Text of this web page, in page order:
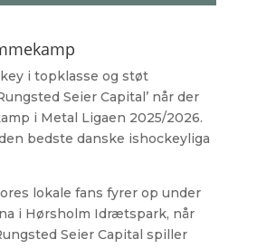
i topklasse og støt
Seier Capital’ når der
i Metal Ligaen 2025/2026.
bedste danske ishockeyliga
lokale fans fyrer op under
i Hørsholm Idrætspark, når
Seier Capital spiller